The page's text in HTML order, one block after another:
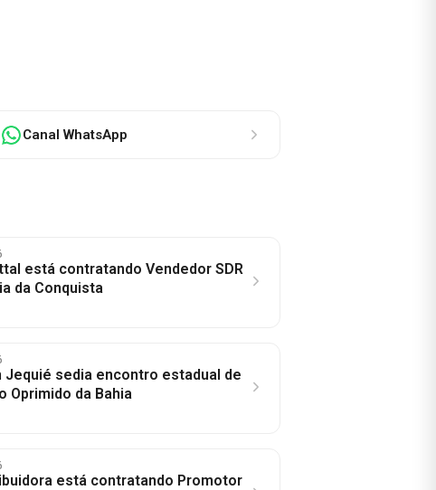
Canal WhatsApp
está contratando Vendedor SDR
da Conquista
Jequié sedia encontro estadual de
Oprimido da Bahia
está contratando Promotor